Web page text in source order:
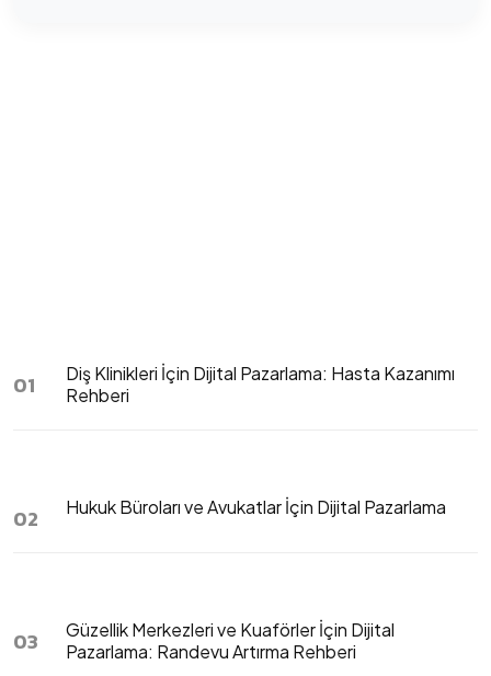
01
Diş Klinikleri İçin Dijital Pazarlama: Hasta Kazanımı
Rehberi
02 Hukuk Büroları ve Avukatlar İçin Dijital Pazarlama
03
Güzellik Merkezleri ve Kuaförler İçin Dijital
Pazarlama: Randevu Artırma Rehberi